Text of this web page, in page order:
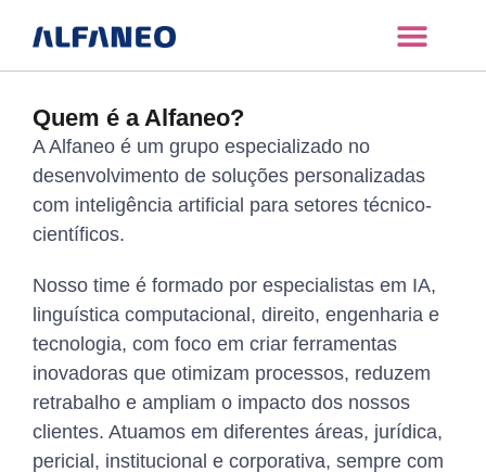
Quem é a Alfaneo?
A Alfaneo é um grupo especializado no
desenvolvimento de soluções personalizadas
com inteligência artificial para setores técnico-
científicos.
Nosso time é formado por especialistas em IA,
linguística computacional, direito, engenharia e
tecnologia, com foco em criar ferramentas
inovadoras que otimizam processos, reduzem
retrabalho e ampliam o impacto dos nossos
clientes. Atuamos em diferentes áreas, jurídica,
pericial, institucional e corporativa, sempre com